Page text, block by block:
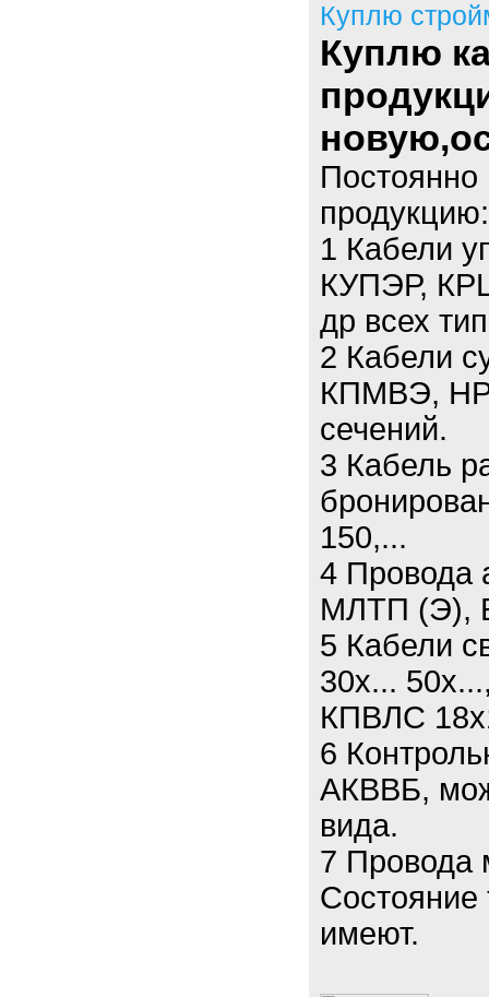
Куплю
Куплю
Постоянно
продукцию:
1 Кабели
КУПЭР,
др всех
2 Кабели
КПМВЭ,
сечений.
3 Кабель
150,...
4
МЛТП (Э),
5 Кабели
30х...
КПВЛС
6
АКВВБ,
вида.
7
Состояние
имеют.